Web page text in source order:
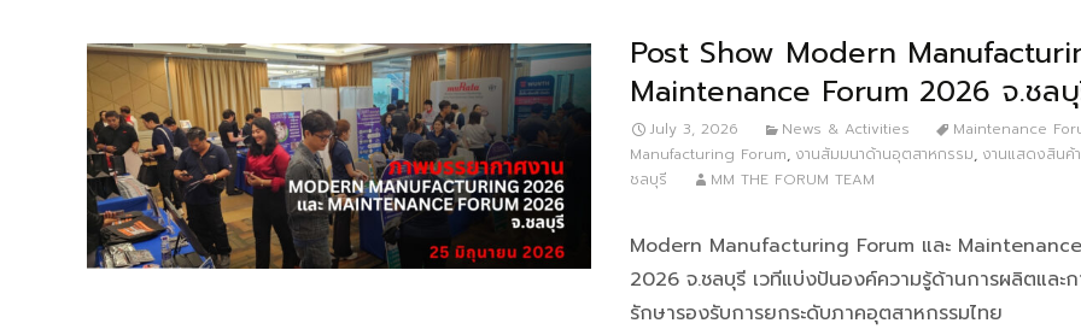
Post Show Modern
Maintenance Forum 2026 จ.ชล
July 3, 2026 News & Activities Maintenance
Manufacturing Forum, งานสัมมนาด้านอุตสาหกรรม, งานแสดงสินค้
ชลบุรี
MM THE FORUM TEAM
Modern Manufacturing Forum และ
2026 จ.ชลบุรี เวทีแบ่งปันองค์ความรู้ด้านการผลิตและก
รักษารองรับการยกระดับภาคอุตสาหกรรมไทย